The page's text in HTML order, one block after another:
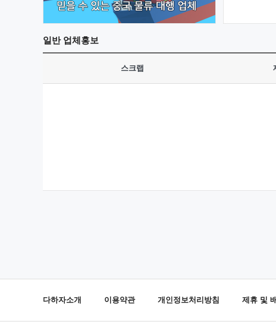
일반업체홍보
스크랩
다하자소개 이용약관 개인정보처리방침 제휴 및